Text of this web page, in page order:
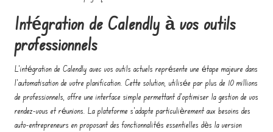
Intégration de Calendly à vos outils
professionnels
L'intégration de Calendly avec vos outils actuels représente une étape majeure dans
l'automatisation de votre planification. Cette solution, utilisée par plus de 10 millions
de professionnels, offre une interface simple permettant d'optimiser la gestion de vos
rendez-vous et réunions. La plateforme s'adapte particulièrement aux besoins des
auto-entrepreneurs en proposant des fonctionnalités essentielles dès la version